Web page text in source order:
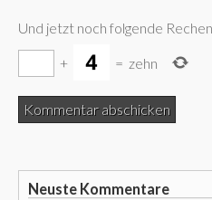
Und jetzt noch folgende
+ = zehn
Neuste Kommentare